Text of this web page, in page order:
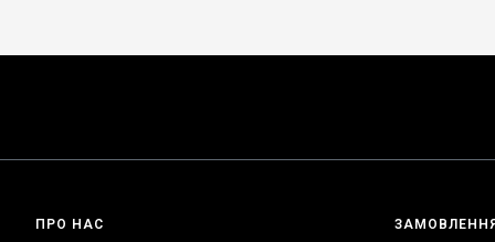
ПРО НАС ЗАМОВЛЕННЯ